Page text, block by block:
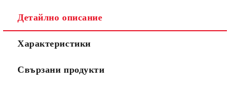
Съгласен съм сПолитиката за лични данни
Ние ще се свържем с вас в рамките на работния ден.
Детайлно описание
Характеристики
Свързани продукти